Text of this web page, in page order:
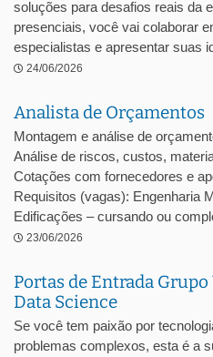
soluções para desafios reais da
presenciais, você vai colaborar
especialistas e apresentar suas
24/06/2026
Analista de Orçamentos
Montagem e análise de
Análise de riscos, custos,
Cotações com fornecedores e
Requisitos (vagas): Engenharia
Edificações – cursando ou
23/06/2026
Portas de Entrada
Data Science
Se você tem paixão por
problemas complexos, esta é a